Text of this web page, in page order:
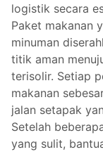
logistik secara
Paket makanan
minuman
titik aman
terisolir. Setiap
makanan
jalan setapak
Setelah
yang sulit,